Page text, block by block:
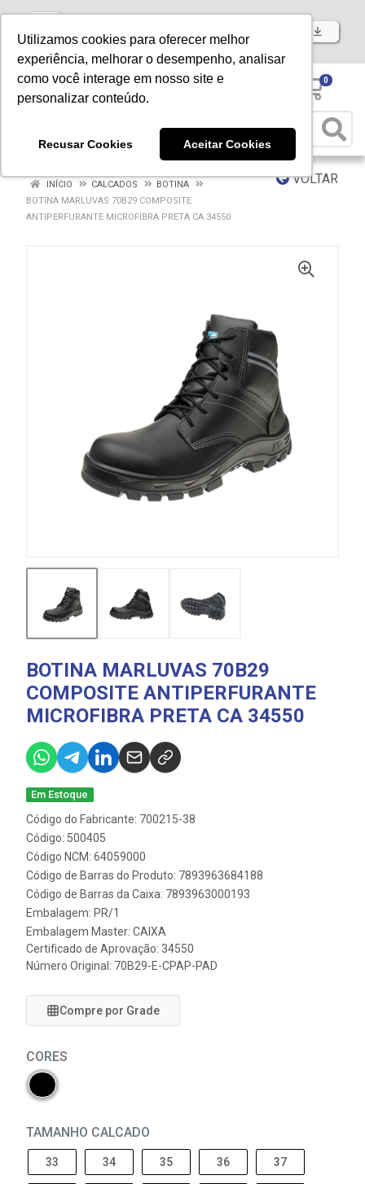
Utilizamos cookies para oferecer melhor
experiência, melhorar o desempenho, analisar
como você interage em nosso site e
personalizar conteúdo.
Recusar Cookies Aceitar Cookies
Baixe já nosso APP
0
VOLTAR
INÍCIO CALCADOS
BOTINA
BOTINA MARLUVAS 70B29 COMPOSITE
ANTIPERFURANTE MICROFIBRA PRETA CA 34550
BOTINA MARLUVAS 70B29
COMPOSITE ANTIPERFURANTE
MICROFIBRA PRETA CA 34550
Em Estoque
Código do Fabricante: 700215-38
Código: 500405
Código NCM: 64059000
Código de Barras do Produto: 7893963684188
Código de Barras da Caixa: 7893963000193
Embalagem: PR/1
Embalagem Master: CAIXA
Certificado de Aprovação: 34550
Número Original: 70B29-E-CPAP-PAD
Compre por Grade
CORES
TAMANHO CALCADO
33 34 35 36 37